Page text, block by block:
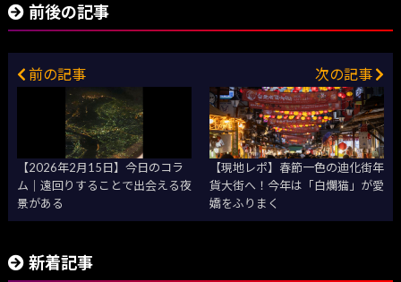
前後の記事
前の記事
【2026年2月15日】今日のコラ
ム｜遠回りすることで出会える夜
景がある
次の記事
【現地レポ】春節一色の迪化街年
貨大街へ！今年は「白爛猫」が愛
嬌をふりまく
新着記事